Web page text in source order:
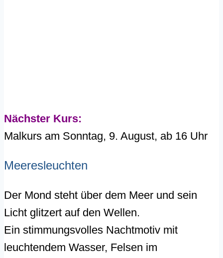
Nächster Kurs:
Malkurs am Sonntag, 9. August, ab 16 Uhr
Meeresleuchten
Der Mond steht über dem Meer und sein
Licht glitzert auf den Wellen.
Ein stimmungsvolles Nachtmotiv mit
leuchtendem Wasser, Felsen im